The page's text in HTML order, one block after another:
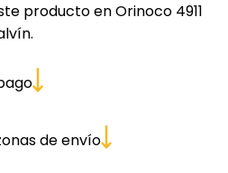
producto en Orinoco 4911
de envío